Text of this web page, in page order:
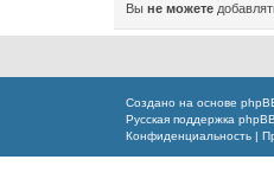
Вы не можете
Создано на основе
Русская поддержка phpBB
Конфиденциальность |